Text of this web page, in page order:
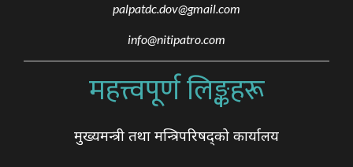
palpatdc.dov@gmail.com
info@nitipatro.com
महत्त्वपूर्ण लिङ्कहरू
मुख्यमन्त्री तथा मन्त्रिपरिषद्को कार्यालय